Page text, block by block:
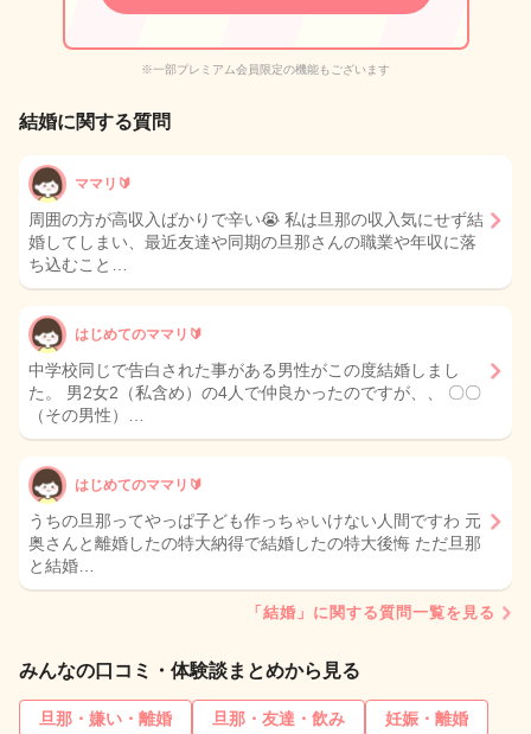
※一部プレミアム会員限定の機能もございます
結婚に関する質問
ママリ🔰
周囲の方が高収入ばかりで辛い😭 私は旦那の収入気にせず結
婚してしまい、最近友達や同期の旦那さんの職業や年収に落
ち込むこと…
はじめてのママリ🔰
中学校同じで告白された事がある男性がこの度結婚しまし
た。 男2女2（私含め）の4人で仲良かったのですが、、 〇〇
（その男性）…
はじめてのママリ🔰
うちの旦那ってやっぱ子ども作っちゃいけない人間ですわ 元
奥さんと離婚したの特大納得で結婚したの特大後悔 ただ旦那
と結婚…
「結婚」に関する質問一覧を見る
みんなの口コミ・体験談まとめから見る
旦那・嫌い・離婚 旦那・友達・飲み
妊娠・離婚